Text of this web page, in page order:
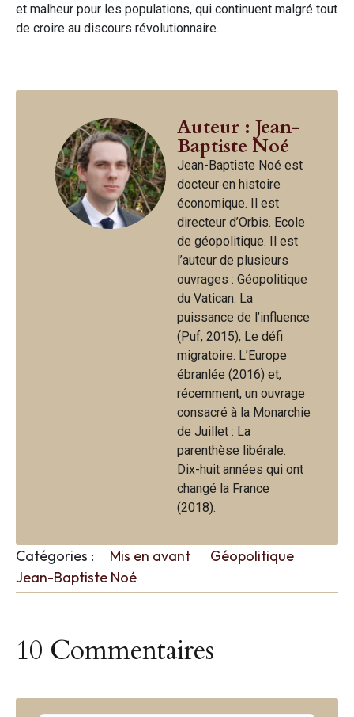
et malheur pour les populations, qui continuent malgré tout
de croire au discours révolutionnaire.
Auteur : Jean-
Baptiste Noé
Jean-Baptiste Noé est
docteur en histoire
économique. Il est
directeur d’Orbis. Ecole
de géopolitique. Il est
l’auteur de plusieurs
ouvrages : Géopolitique
du Vatican. La
puissance de l’influence
(Puf, 2015), Le défi
migratoire. L’Europe
ébranlée (2016) et,
récemment, un ouvrage
consacré à la Monarchie
de Juillet : La
parenthèse libérale.
Dix-huit années qui ont
changé la France
(2018).
Catégories : Mis en avant
Géopolitique
Jean-Baptiste Noé
10 Commentaires